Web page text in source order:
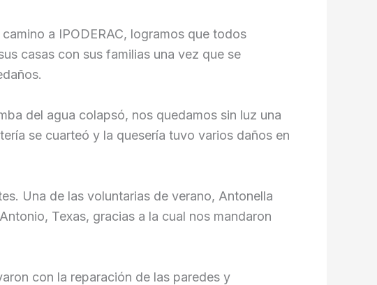
a IPODERAC, logramos que todos
casas con sus familias una vez que se
del agua colapsó, nos quedamos sin luz una
se cuarteó y la quesería tuvo varios daños en
Una de las voluntarias de verano, Antonella
Texas, gracias a la cual nos mandaron
con la reparación de las paredes y